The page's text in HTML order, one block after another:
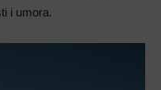
i umora.